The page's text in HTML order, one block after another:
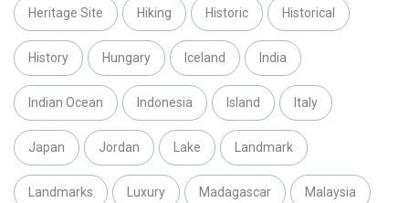
Heritage Site Hiking Historic Historical
History Hungary Iceland India
Indian Ocean Indonesia Island Italy
Japan Jordan Lake Landmark
Landmarks Luxury Madagascar Malaysia